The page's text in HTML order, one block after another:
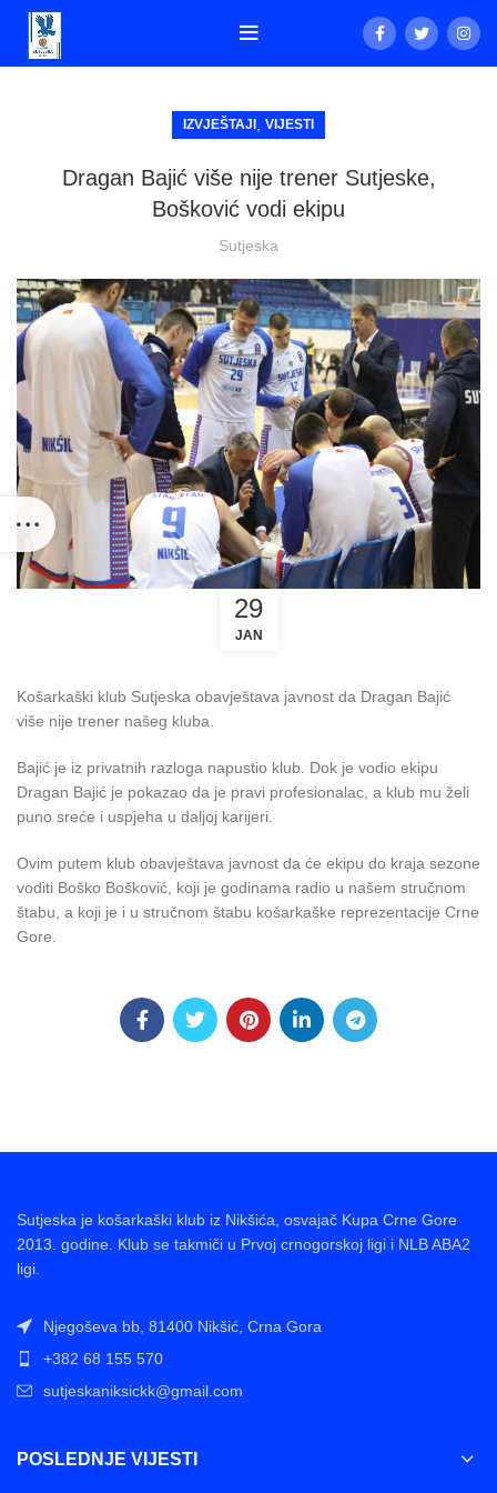
IZVJEŠTAJI VIJESTI
Dragan Bajić više nije trener Sutjeske,
Bošković vodi ekipu
Sutjeska
29
JAN
Košarkaški klub Sutjeska obavještava javnost da Dragan Bajić
više nije trener našeg kluba.
Bajić je iz privatnih razloga napustio klub. Dok je vodio ekipu
Dragan Bajić je pokazao da je pravi profesionalac, a klub mu želi
puno sreće i uspjeha u daljoj karijeri.
Ovim putem klub obavještava javnost da će ekipu do kraja sezone
voditi Boško Bošković, koji je godinama radio u našem stručnom
štabu, a koji je i u stručnom štabu košarkaške reprezentacije Crne
Gore.
Sutjeska je košarkaški klub iz Nikšića, osvajač Kupa Crne Gore
2013. godine. Klub se takmiči u Prvoj crnogorskoj ligi i NLB ABA2
ligi.
Njegoševa bb, 81400 Nikšić, Crna Gora
+382 68 155 570
sutjeskaniksickk@gmail.com
POSLEDNJE VIJESTI